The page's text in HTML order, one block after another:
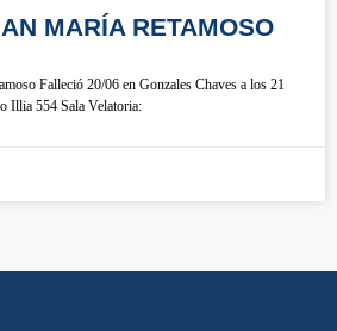
MARÍA RETAMOSO
Falleció 20/06 en Gonzales Chaves a los 21
Illia 554 Sala Velatoria: